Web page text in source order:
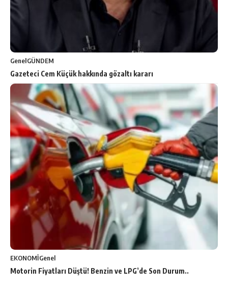
GenelGÜNDEM
Gazeteci Cem Küçük hakkında gözaltı kararı
EKONOMİGenel
Motorin Fiyatları Düştü! Benzin ve LPG’de Son Durum..